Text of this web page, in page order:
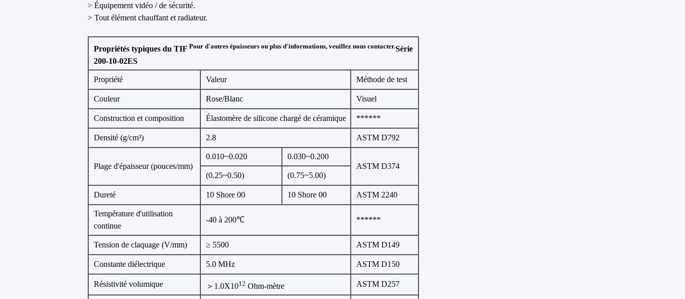
> Équipement vidéo / de sécurité.
> Tout élément chauffant et radiateur.
Propriétés typiques du TIF Pour d'autres épaisseurs ou plus d'informations, veuillez nous contacter.Série
200-10-02ES
Propriété Valeur Méthode de test
Couleur Rose/Blanc Visuel
Construction et composition Élastomère de silicone chargé de céramique ******
Densité (g/cm³) 2.8 ASTM D792
Plage d'épaisseur (pouces/mm)
0.010~0.020
0.030~0.200
ASTM D374
(0.25~0.50)
(0.75~5.00)
Dureté 10 Shore 00 10 Shore 00 ASTM 2240
Température d'utilisation
continue
-40 à 200℃ ******
Tension de claquage (V/mm) ≥ 5500 ASTM D149
Constante diélectrique 5.0 MHz ASTM D150
Résistivité volumique ＞1.0X1012 Ohm-mètre ASTM D257